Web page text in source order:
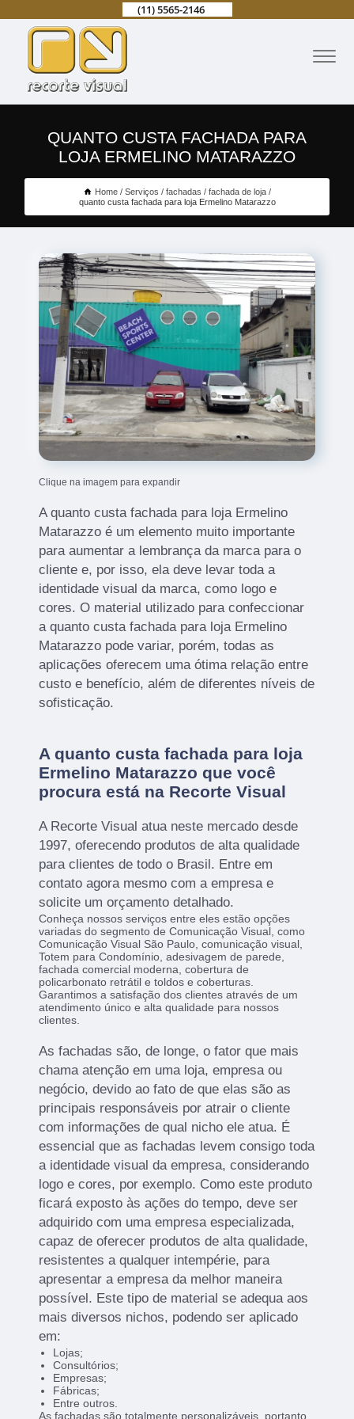
(11) 5565-2146
QUANTO CUSTA FACHADA PARA
LOJA ERMELINO MATARAZZO
Home Serviços fachadas
fachada de loja
quanto custa fachada para loja Ermelino Matarazzo
Clique na imagem para expandir
A quanto custa fachada para loja Ermelino
Matarazzo é um elemento muito importante
para aumentar a lembrança da marca para o
cliente e, por isso, ela deve levar toda a
identidade visual da marca, como logo e
cores. O material utilizado para confeccionar
a quanto custa fachada para loja Ermelino
Matarazzo pode variar, porém, todas as
aplicações oferecem uma ótima relação entre
custo e benefício, além de diferentes níveis de
sofisticação.
A quanto custa fachada para loja
Ermelino Matarazzo que você
procura está na Recorte Visual
A Recorte Visual atua neste mercado desde
1997, oferecendo produtos de alta qualidade
para clientes de todo o Brasil. Entre em
contato agora mesmo com a empresa e
solicite um orçamento detalhado.
Conheça nossos serviços entre eles estão opções
variadas do segmento de Comunicação Visual, como
Comunicação Visual São Paulo, comunicação visual,
Totem para Condomínio, adesivagem de parede,
fachada comercial moderna, cobertura de
policarbonato retrátil e toldos e coberturas.
Garantimos a satisfação dos clientes através de um
atendimento único e alta qualidade para nossos
clientes.
As fachadas são, de longe, o fator que mais
chama atenção em uma loja, empresa ou
negócio, devido ao fato de que elas são as
principais responsáveis por atrair o cliente
com informações de qual nicho ele atua. É
essencial que as fachadas levem consigo toda
a identidade visual da empresa, considerando
logo e cores, por exemplo. Como este produto
ficará exposto às ações do tempo, deve ser
adquirido com uma empresa especializada,
capaz de oferecer produtos de alta qualidade,
resistentes a qualquer intempérie, para
apresentar a empresa da melhor maneira
possível. Este tipo de material se adequa aos
mais diversos nichos, podendo ser aplicado
em:
Lojas;
Consultórios;
Empresas;
Fábricas;
Entre outros.
As fachadas são totalmente personalizáveis, portanto,